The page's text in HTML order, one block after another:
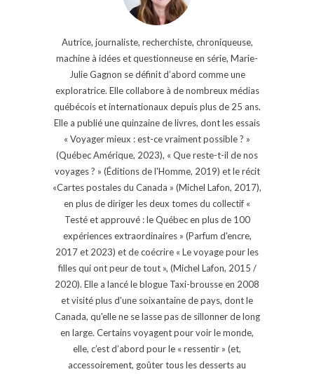
Autrice, journaliste, recherchiste, chroniqueuse,
machine à idées et questionneuse en série, Marie-
Julie Gagnon se définit d’abord comme une
exploratrice. Elle collabore à de nombreux médias
québécois et internationaux depuis plus de 25 ans.
Elle a publié une quinzaine de livres, dont les essais
« Voyager mieux : est-ce vraiment possible ? »
(Québec Amérique, 2023), « Que reste-t-il de nos
voyages ? » (Éditions de l'Homme, 2019) et le récit
«Cartes postales du Canada » (Michel Lafon, 2017),
en plus de diriger les deux tomes du collectif «
Testé et approuvé : le Québec en plus de 100
expériences extraordinaires » (Parfum d'encre,
2017 et 2023) et de coécrire « Le voyage pour les
filles qui ont peur de tout », (Michel Lafon, 2015 /
2020). Elle a lancé le blogue Taxi-brousse en 2008
et visité plus d'une soixantaine de pays, dont le
Canada, qu'elle ne se lasse pas de sillonner de long
en large. Certains voyagent pour voir le monde,
elle, c’est d’abord pour le « ressentir » (et,
accessoirement, goûter tous les desserts au